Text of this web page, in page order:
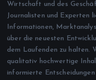
Wirtschaft und des
Journalisten und Experten
Informationen,
über die neuesten
dem Laufenden zu halten.
qualitativ hochwertige
informierte